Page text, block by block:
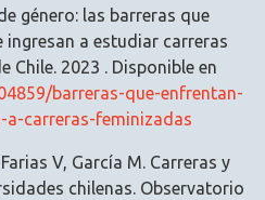
género: las barreras que
a estudiar carreras
Chile. 2023 . Disponible en
barreras-que-enfrentan-
a-carreras-feminizadas
V, García M. Carreras y
chilenas. Observatorio